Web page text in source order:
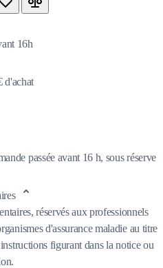
16h
d'achat
passée avant 16 h, sous réserve
réservés aux professionnels
d'assurance maladie au titre
figurant dans la notice ou